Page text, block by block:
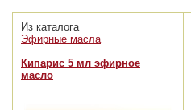
Из каталога
Эфирные масла
Кипарис 5 мл эфирное
масло